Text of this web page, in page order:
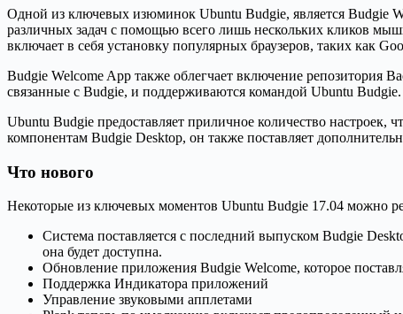
Одной из ключевых изюминок Ubuntu Budgie, является Budgie
различных задач с помощью всего лишь нескольких кликов
включает в себя установку популярных браузеров, таких как
Budgie Welcome App также облегчает включение репозитория
связанные с Budgie, и поддерживаются командой Ubuntu Budgie.
Ubuntu Budgie предоставляет приличное количество
компонентам Budgie Desktop, он также поставляет
Что нового
Некоторые из ключевых моментов Ubuntu Budgie 17.04 можно
Система поставляется с последний выпуском Budgie
она будет доступна.
Обновление приложения Budgie Welcome, которое
Поддержка Индикатора приложений
Управление звуковыми апплетами